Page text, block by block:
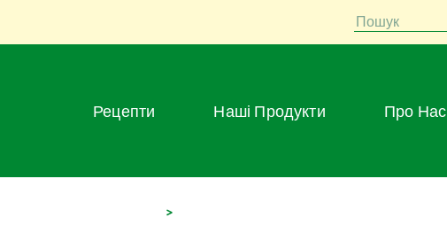
Пошук
Рецепти Наші Продукти Про Нас
>